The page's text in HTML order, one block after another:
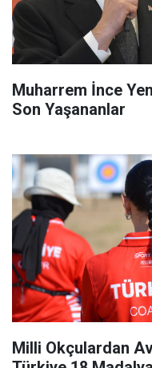
Muharrem İnce
Son Yaşananlar
Milli Okçulardan